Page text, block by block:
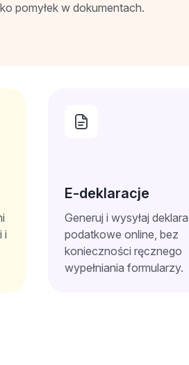
pomyłek w dokumentach.
i
E-deklaracje
Generuj i wysyłaj
podatkowe online, bez
konieczności ręcznego
wypełniania formularzy.